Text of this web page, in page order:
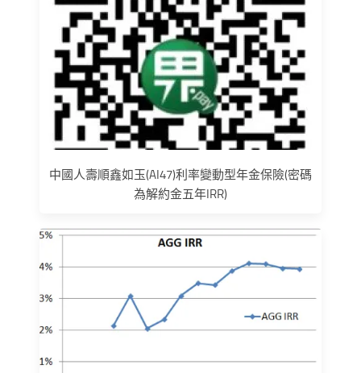
中國人壽順鑫如玉(AI47)利率變動型年金保險(密碼
為解約金五年IRR)